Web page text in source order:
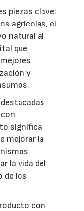
piezas clave:
agrícolas, el
natural al
que
y
significa
mejorar la
la vida del
de los
con